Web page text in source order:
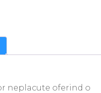
neplacute oferind o